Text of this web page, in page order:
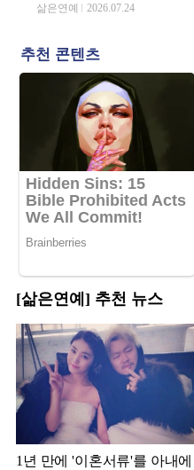
삶은연예 2026.07.24
[삶은연예] 추천 뉴스
1년 만에 '이혼서류'를 아내에